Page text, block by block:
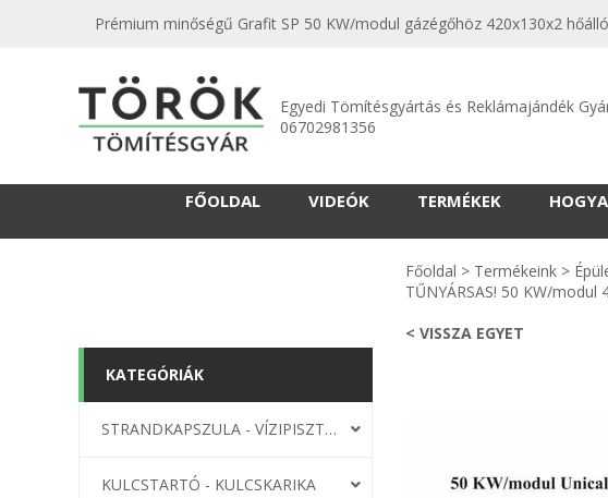
Prémium minőségű Grafit SP 50 KW/modul gázégőhöz 420x130x2
Egyedi Tömítésgyártás és Reklámajándék
06702981356
FŐOLDAL VIDEÓK TERMÉKEK
KATEGÓRIÁK
STRANDKAPSZULA - VÍZIPISZTOLY-FRIZBI
KULCSTARTÓ - KULCSKARIKA
Főoldal > Termékeink >
TŰNYÁRSAS! 50 KW/modul
< VISSZA EGYET